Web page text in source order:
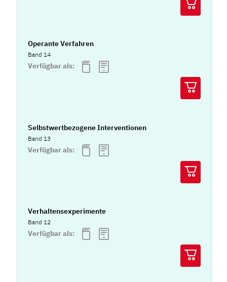
Operante Verfahren
Band 14
Verfügbar als:
Selbstwertbezogene Interventionen
Band 13
Verfügbar als:
Verhaltensexperimente
Band 12
Verfügbar als: